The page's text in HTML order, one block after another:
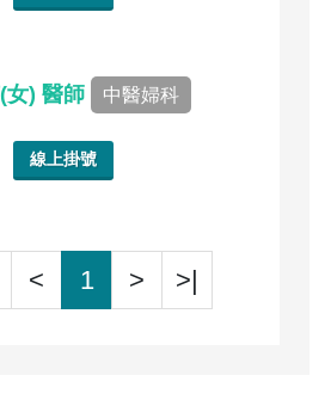
女) 醫師 中醫婦科
線上掛號
< 1 > >|